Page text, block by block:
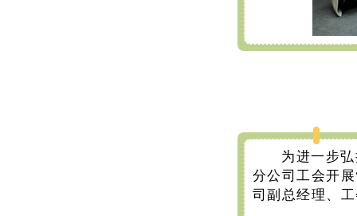
为进一步
分公司工会开
司副总经理、